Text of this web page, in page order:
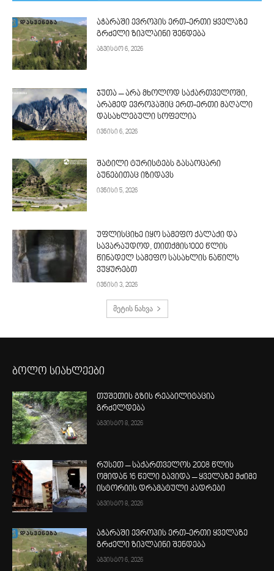
აჭარაში ევროპის ერთ-ერთი ყველაზე
გრძელი ზიპლაინი შენდება
აგვისტო 6, 2026
ჯუთა – არა მხოლოდ საქართველოში,
არამედ ევროპაშიც ერთ-ერთი მაღალი
დასახლებული სოფელია
ივნისი 6, 2026
შატილი ტურისტებს გასაოცარი
ბუნებითაც იზიდავს
ივნისი 5, 2026
უფლისციხე იყო სამეფო ქალაქი და
სავარაუდოდ, თითქმის1000 წლის
წინადელ სამეფო სასახლის ნაწილს
ვუყურებთ
ივნისი 3, 2026
მეტის ნახვა
ბოლო სიახლეები
თუშეთის გზის რეაბილიტაცია
გრძელდება
აგვისტო 8, 2026
რუსეთ – საქართველოს 2008 წლის
ომიდან 16 წელი გავიდა – ყველაზე მძიმე
ისტორიის დრამატული კადრები
აგვისტო 8, 2026
აჭარაში ევროპის ერთ-ერთი ყველაზე
გრძელი ზიპლაინი შენდება
აგვისტო 6, 2026